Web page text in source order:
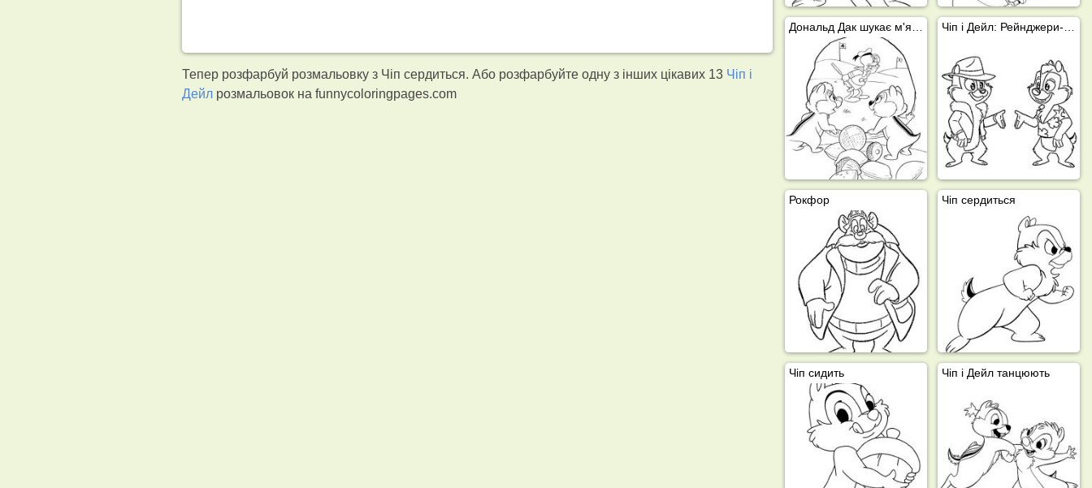
Тепер розфарбуй розмальовку з Чіп сердиться. Або розфарбуйте одну з інших цікавих 13 Чіп і
Дейл розмальовок на funnycoloringpages.com
Рокфор Чіп сердиться
Чіп сидить Чіп і Дейл танцюють